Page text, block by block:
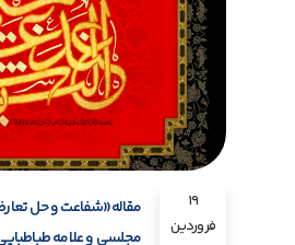
19
فروردین
مقاله«شفاعت و حل
مجلسی و علامه